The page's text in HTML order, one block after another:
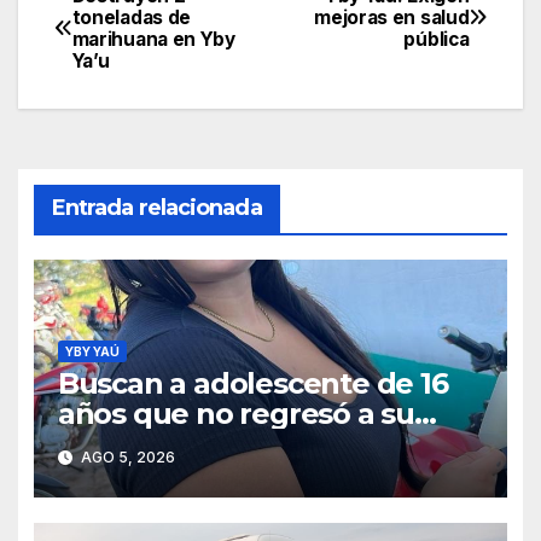
de
entradas
mejoras en salud
pública
toneladas de
marihuana en Yby
Ya’u
Entrada relacionada
YBY YAÚ
Buscan a adolescente de 16
años que no regresó a su
hogar en Yby Yaú
AGO 5, 2026